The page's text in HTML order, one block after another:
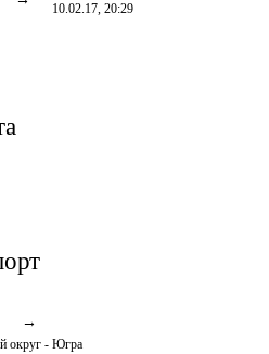
10.02.17, 20:29
→
округ - Югра